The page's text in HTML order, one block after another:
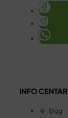
INFO CENTAR
Blog